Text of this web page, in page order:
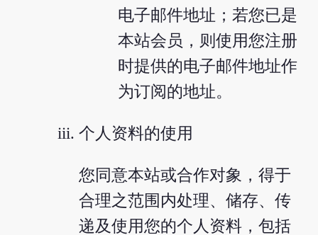
电子邮件地址；若您已是
本站会员，则使用您注册
时提供的电子邮件地址作
为订阅的地址。
个人资料的使用
您同意本站或合作对象，得于
合理之范围内处理、储存、传
递及使用您的个人资料，包括